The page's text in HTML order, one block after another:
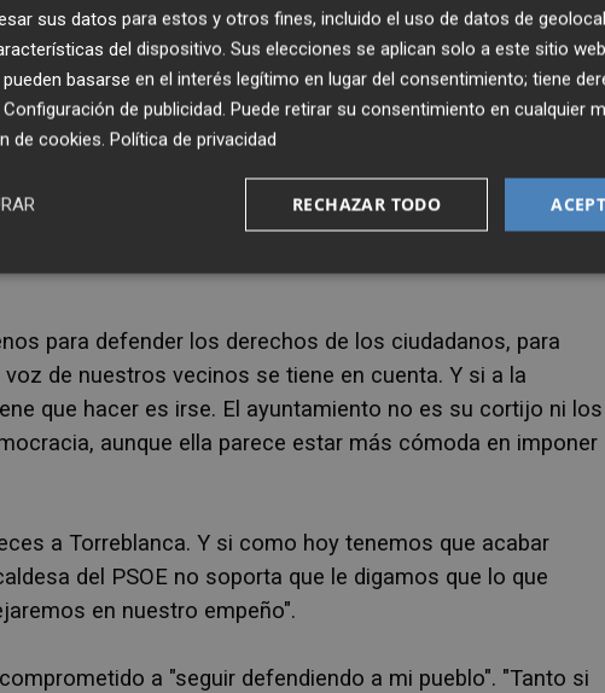
de los convenios, en lugar de centrar el debate en la
expropiaciones que Torreblanca adeuda a decenas de
como la valedora de este acuerdo cuando, la realidad es
para pagar la totalidad de expropiaciones que nuestro
Porque el PSOE solo pretendía plantear planteó un
y fue el PP el que planteó una propuesta para saldar
la de la Carrassa de Monrosí, como la de la Foia...", ha
para defender los derechos de los ciudadanos, para
de nuestros vecinos se tiene en cuenta. Y si a la
que hacer es irse. El ayuntamiento no es su cortijo ni los
aunque ella parece estar más cómoda en imponer
a Torreblanca. Y si como hoy tenemos que acabar
del PSOE no soporta que le digamos que lo que
en nuestro empeño".
a "seguir defendiendo a mi pueblo". "Tanto si
sus datos para estos y otros fines, incluido el uso de datos de
del dispositivo. Sus elecciones se aplican solo a este sitio
basarse en el interés legítimo en lugar del consentimiento; tiene
Configuración de publicidad. Puede retirar su consentimiento en cualquier
de cookies. Política de privacidad
RECHAZAR TODO